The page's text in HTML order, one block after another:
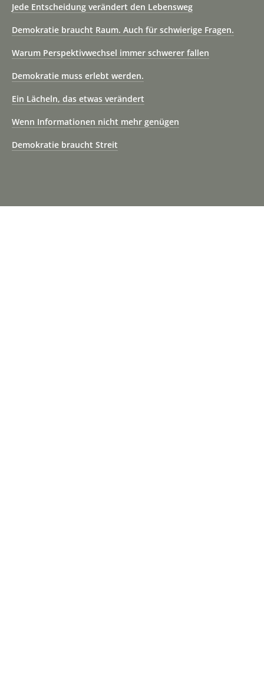
Jede Entscheidung verändert den Lebensweg
Demokratie braucht Raum. Auch für schwierige Fragen.
Warum Perspektivwechsel immer schwerer fallen
Demokratie muss erlebt werden.
Ein Lächeln, das etwas verändert
Wenn Informationen nicht mehr genügen
Demokratie braucht Streit